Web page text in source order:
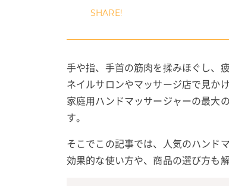
手や指、手首の筋肉を揉みほぐし、
ネイルサロンやマッサージ店で見か
家庭用ハンドマッサージャーの最大
す。
そこでこの記事では、人気のハンド
効果的な使い方や、商品の選び方も